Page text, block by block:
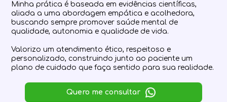
Minha prática é baseada em evidências científicas,
aliada a uma abordagem empática e acolhedora,
buscando sempre promover saúde mental de
qualidade, autonomia e qualidade de vida.
Valorizo um atendimento ético, respeitoso e
personalizado, construindo junto ao paciente um
plano de cuidado que faça sentido para sua realidade.
Quero me consultar